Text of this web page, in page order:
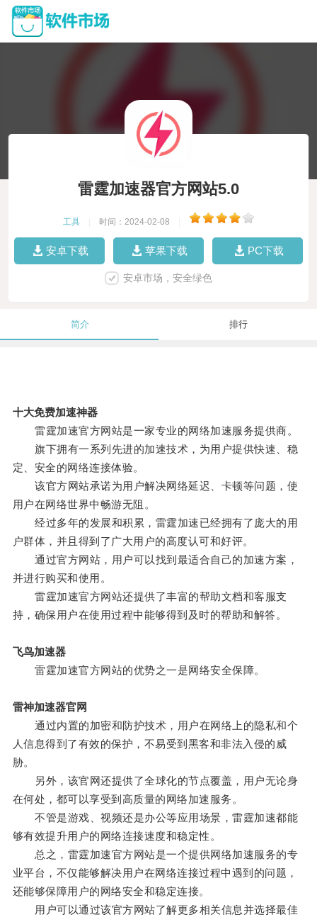
雷霆加速器官方网站5.0
工具 时间：2024-02-08
安卓下载 苹果下载 PC下载
安卓市场，安全绿色
简介 排行
十大免费加速神器
雷霆加速官方网站是一家专业的网络加速服务提供商。
旗下拥有一系列先进的加速技术，为用户提供快速、稳
定、安全的网络连接体验。
该官方网站承诺为用户解决网络延迟、卡顿等问题，使
用户在网络世界中畅游无阻。
经过多年的发展和积累，雷霆加速已经拥有了庞大的用
户群体，并且得到了广大用户的高度认可和好评。
通过官方网站，用户可以找到最适合自己的加速方案，
并进行购买和使用。
雷霆加速官方网站还提供了丰富的帮助文档和客服支
持，确保用户在使用过程中能够得到及时的帮助和解答。
飞鸟加速器
雷霆加速官方网站的优势之一是网络安全保障。
雷神加速器官网
通过内置的加密和防护技术，用户在网络上的隐私和个
人信息得到了有效的保护，不易受到黑客和非法入侵的威
胁。
另外，该官网还提供了全球化的节点覆盖，用户无论身
在何处，都可以享受到高质量的网络加速服务。
不管是游戏、视频还是办公等应用场景，雷霆加速都能
够有效提升用户的网络连接速度和稳定性。
总之，雷霆加速官方网站是一个提供网络加速服务的专
业平台，不仅能够解决用户在网络连接过程中遇到的问题，
还能够保障用户的网络安全和稳定连接。
用户可以通过该官方网站了解更多相关信息并选择最佳